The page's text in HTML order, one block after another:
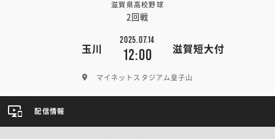
滋賀県高校野球
2回戦
玉川
2025.07.14
12:00 滋賀短大付
マイネットスタジアム皇子山
配信情報